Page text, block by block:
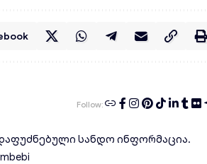
Follow:
სანდო ინფორმაცია.